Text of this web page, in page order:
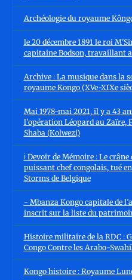
Archéologie du royaume
le 20 décembre 1891 le roi
capitaine Bodson, travaillant
Archive : La musique dans la
royaume Kongo (XVe-XIXe
Mai 1978-mai 2021, il y a 43
l'opération Léopard au Zaïre,
Shaba (Kolwezi)
ℹ️ Devoir de Mémoire : Le
puissant chef congolais, tué
Storms de Belgique
- Mbanza Kongo capitale de
inscrit sur la liste du
Histoire militaire de la RDC :
Congo Contre les Arabo-
Kongo histoire : Royaume